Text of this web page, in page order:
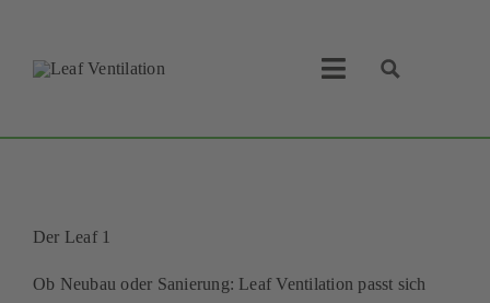
content
Toggle
Leaf Ventilation
Der Leaf 1
Ob Neubau oder Sanierung: Leaf Ventilation passt sich